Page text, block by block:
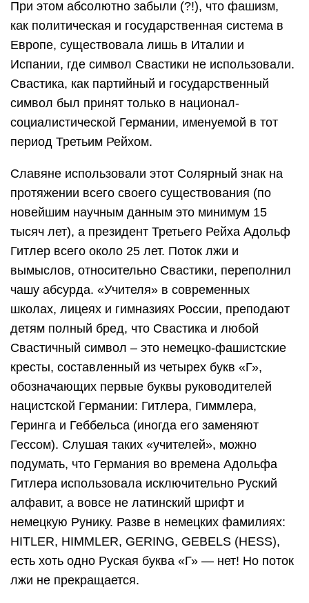
При этом абсолютно забыли (?!), что фашизм,
как политическая и государственная система в
Европе, существовала лишь в Италии и
Испании, где символ Свастики не использовали.
Свастика, как партийный и государственный
символ был принят только в национал-
социалистической Германии, именуемой в тот
период Третьим Рейхом.
Славяне использовали этот Солярный знак на
протяжении всего своего существования (по
новейшим научным данным это минимум 15
тысяч лет), а президент Третьего Рейха Адольф
Гитлер всего около 25 лет. Поток лжи и
вымыслов, относительно Свастики, переполнил
чашу абсурда. «Учителя» в современных
школах, лицеях и гимназиях России, преподают
детям полный бред, что Свастика и любой
Свастичный символ – это немецко-фашистские
кресты, составленный из четырех букв «Г»,
обозначающих первые буквы руководителей
нацистской Германии: Гитлера, Гиммлера,
Геринга и Геббельса (иногда его заменяют
Гессом). Слушая таких «учителей», можно
подумать, что Германия во времена Адольфа
Гитлера использовала исключительно Руский
алфавит, а вовсе не латинский шрифт и
немецкую Рунику. Разве в немецких фамилиях:
HITLER, HIMMLER, GERING, GEBELS (HESS),
есть хоть одно Руская буква «Г» — нет! Но поток
лжи не прекращается.